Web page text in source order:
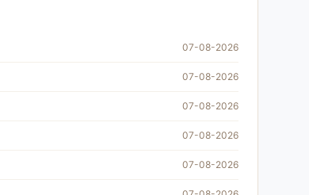
07-08-2026
07-08-2026
07-08-2026
07-08-2026
07-08-2026